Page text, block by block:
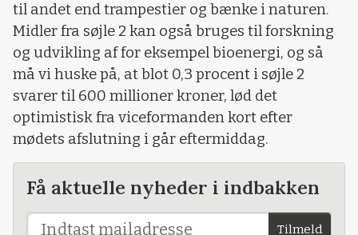
til andet end trampestier og bænke i naturen.
Midler fra søjle 2 kan også bruges til forskning
og udvikling af for eksempel bioenergi, og så
må vi huske på, at blot 0,3 procent i søjle 2
svarer til 600 millioner kroner, lød det
optimistisk fra viceformanden kort efter
mødets afslutning i går eftermiddag.
Få aktuelle nyheder i indbakken
Tilmeld